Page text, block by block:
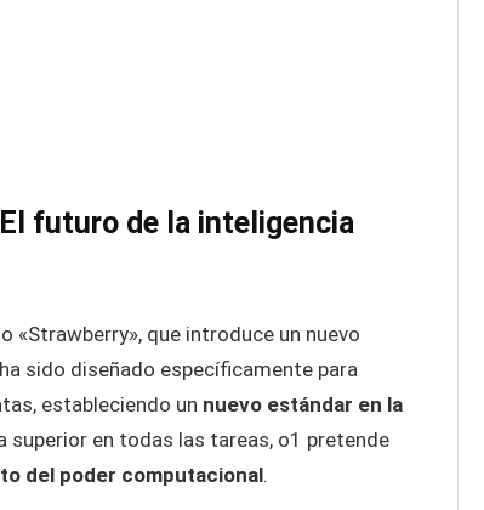
futuro de la inteligencia
«Strawberry», que introduce un nuevo
sido diseñado específicamente para
estableciendo un nuevo estándar en la
superior en todas las tareas, o1 pretende
del poder computacional.